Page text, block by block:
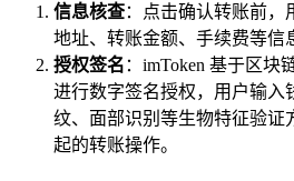
信息核查：点击确认转账前，
地址、转账金额、手续费等信
授权签名 ：imToken 基于区块
进行数字签名授权，用户输入
纹、面部识别等生物特征验证
起的转账操作。